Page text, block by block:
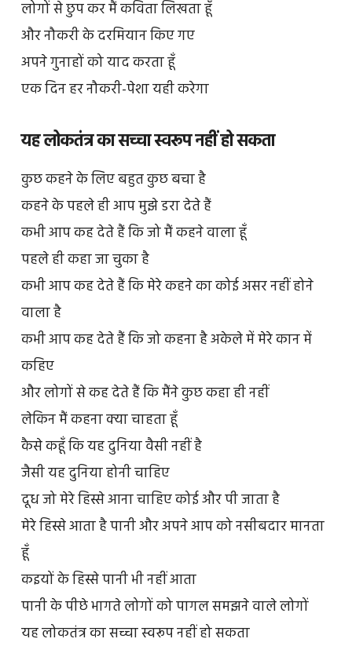
लोगों से छुप कर मैं कविता लिखता हूँ
और नौकरी के दरमियान किए गए
अपने गुनाहों को याद करता हूँ
एक दिन हर नौकरी-पेशा यही करेगा
यह लोकतंत्र का सच्चा स्वरूप नहीं हो सकता
कुछ कहने के लिए बहुत कुछ बचा है
कहने के पहले ही आप मुझे डरा देते हैं
कभी आप कह देते हैं कि जो मैं कहने वाला हूँ
पहले ही कहा जा चुका है
कभी आप कह देते हैं कि मेरे कहने का कोई असर नहीं होने
वाला है
कभी आप कह देते हैं कि जो कहना है अकेले में मेरे कान में
कहिए
और लोगों से कह देते हैं कि मैंने कुछ कहा ही नहीं
लेकिन मैं कहना क्या चाहता हूँ
कैसे कहूँ कि यह दुनिया वैसी नहीं है
जैसी यह दुनिया होनी चाहिए
दूध जो मेरे हिस्से आना चाहिए कोई और पी जाता है
मेरे हिस्से आता है पानी और अपने आप को नसीबदार मानता
हूँ
कइयों के हिस्से पानी भी नहीं आता
पानी के पीछे भागते लोगों को पागल समझने वाले लोगों
यह लोकतंत्र का सच्चा स्वरूप नहीं हो सकता